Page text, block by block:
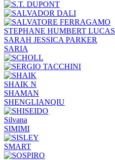
STEPHANE HUMBERT LUCAS
SARAH JESSICA PARKER
SARIA
SHAIK N
SHAMAN
SHENGLIANQIU
Silvana
SIMIMI
SMART